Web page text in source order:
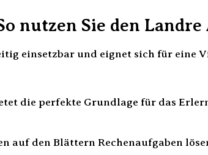
nutzen Sie den
einsetzbar und eignet sich für eine
die perfekte Grundlage für das
auf den Blättern Rechenaufgaben